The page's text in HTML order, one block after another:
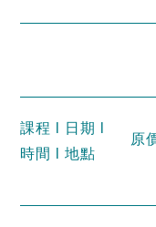
課程 l 日期 l
時間 l 地點
原